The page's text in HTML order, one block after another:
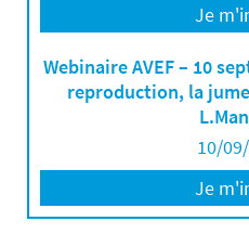
Je
Webinaire AVEF – 10
reproduction, la
10/
Je